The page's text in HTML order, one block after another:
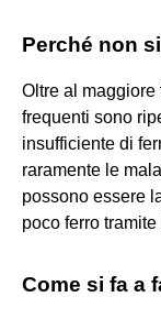
Perché non
Oltre al
frequenti sono
insufficiente di
raramente le
possono essere
poco ferro
Come si fa a